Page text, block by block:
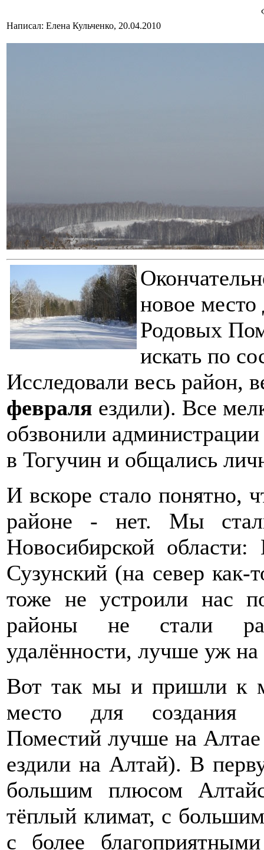
Написал: Елена Кульченко, 20.04.2010
новое место
Родовых
искать по
Исследовали весь район,
февраля ездили). Все
обзвонили
в Тогучин и общались
И вскоре стало понятно,
районе - нет. Мы
Новосибирской
Сузунский (на север как-
тоже не устроили нас
районы не стали
удалённости, лучше уж
Вот так мы и пришли к
место для создания
Поместий лучше на
ездили на Алтай). В
большим плюсом
тёплый климат, с
с более